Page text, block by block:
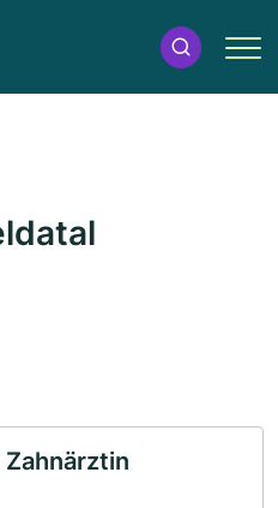
Zahnärztin